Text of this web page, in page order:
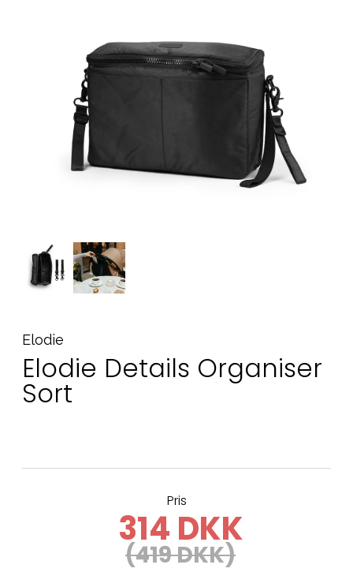
Elodie
Elodie Details Organiser
Sort
Pris
314 DKK
(419 DKK)
Møbler & sengetøj
Tilbehør
Vores favoritter
Sol og svømning